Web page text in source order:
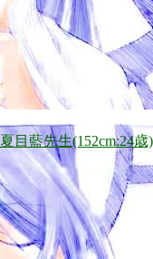
夏目藍先生(152cm:24歳)